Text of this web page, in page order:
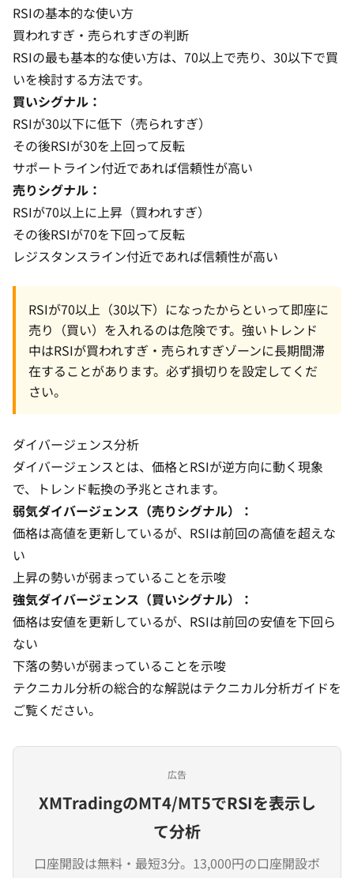
RSIの基本的な使い方
買われすぎ・売られすぎの判断
RSIの最も基本的な使い方は、70以上で売り、30以下で買
いを検討する方法です。
買いシグナル：
RSIが30以下に低下（売られすぎ）
その後RSIが30を上回って反転
サポートライン付近であれば信頼性が高い
売りシグナル：
RSIが70以上に上昇（買われすぎ）
その後RSIが70を下回って反転
レジスタンスライン付近であれば信頼性が高い
RSIが70以上（30以下）になったからといって即座に
売り（買い）を入れるのは危険です。強いトレンド
中はRSIが買われすぎ・売られすぎゾーンに長期間滞
在することがあります。必ず損切りを設定してくだ
さい。
ダイバージェンス分析
ダイバージェンスとは、価格とRSIが逆方向に動く現象
で、トレンド転換の予兆とされます。
弱気ダイバージェンス（売りシグナル）：
価格は高値を更新しているが、RSIは前回の高値を超えな
い
上昇の勢いが弱まっていることを示唆
強気ダイバージェンス（買いシグナル）：
価格は安値を更新しているが、RSIは前回の安値を下回ら
ない
下落の勢いが弱まっていることを示唆
テクニカル分析の総合的な解説はテクニカル分析ガイドを
ご覧ください。
広告
XMTradingのMT4/MT5でRSIを表示し
て分析
口座開設は無料・最短3分。13,000円の口座開設ボ